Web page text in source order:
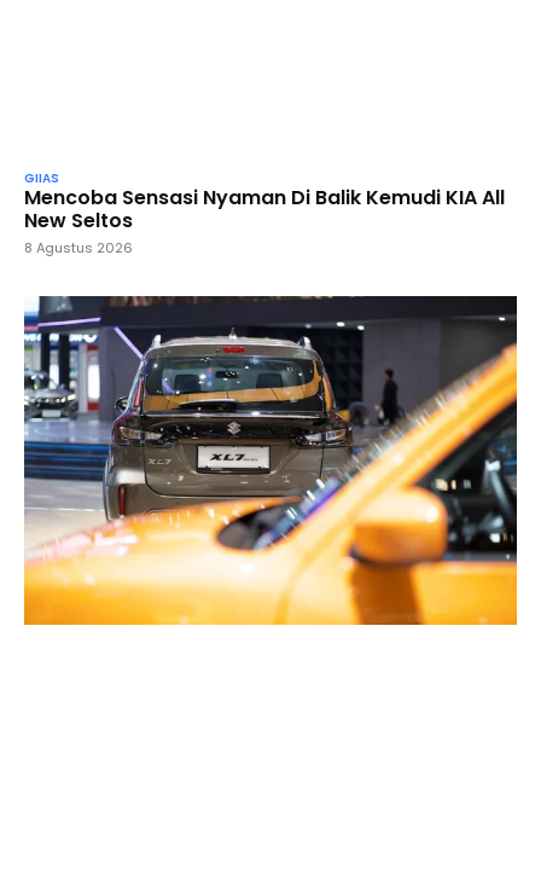
GIIAS
Mencoba Sensasi Nyaman Di Balik Kemudi KIA All
New Seltos
8 Agustus 2026